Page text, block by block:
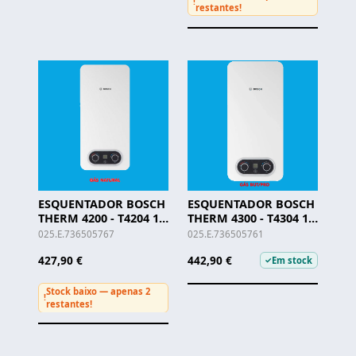
restantes!
ESQUENTADOR BOSCH
THERM 4200 - T4204 11
KB D 23 - G. NAT
025.E.736505767
427,90 €
!
Stock baixo — apenas 2
restantes!
ESQUENTADOR BOSCH
THERM 4300 - T4304 11
KG D 31 - G. BUT
025.E.736505761
442,90 € ✓Em stock